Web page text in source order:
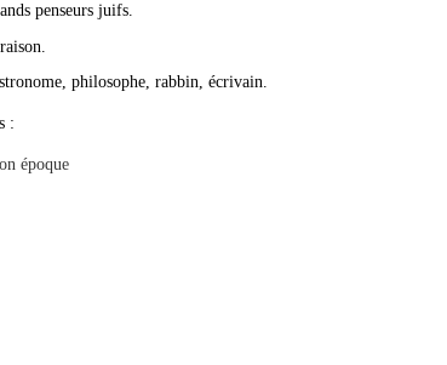
penseurs juifs.
philosophe, rabbin, écrivain.
:
époque